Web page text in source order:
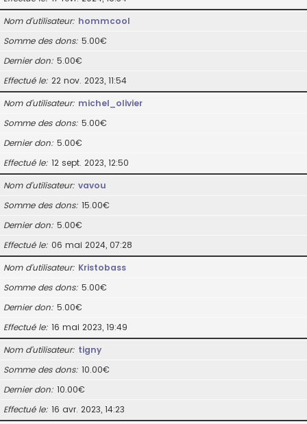
Nom d’utilisateur hommcool
Somme des dons 5.00€
Dernier don 5.00€
Effectué le 22 nov. 2023, 11:54
Nom d’utilisateur michel_olivier
Somme des dons 5.00€
Dernier don 5.00€
Effectué le 12 sept. 2023, 12:50
Nom d’utilisateur vavou
Somme des dons 15.00€
Dernier don 5.00€
Effectué le 06 mai 2024, 07:28
Nom d’utilisateur Kristobass
Somme des dons 5.00€
Dernier don 5.00€
Effectué le 16 mai 2023, 19:49
Nom d’utilisateur tigny
Somme des dons 10.00€
Dernier don 10.00€
Effectué le 16 avr. 2023, 14:23